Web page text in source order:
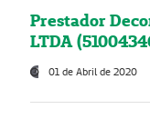
Prestador
LTDA
01 de Abril de 2020